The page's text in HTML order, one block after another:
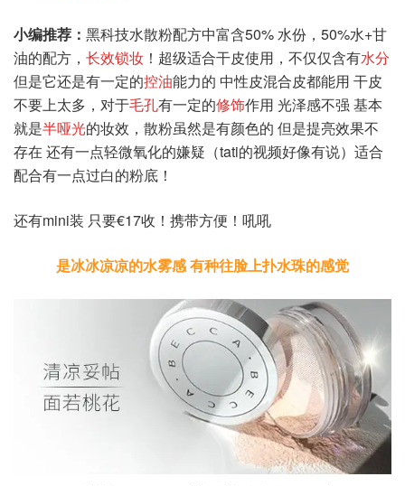
小编推荐： 黑科技水散粉配方中富含50% 水份，50%水+甘
油的配方， 长效锁妆 ！超级适合干皮使用，不仅仅含有水分
但是它还是有一定的控油能力的 中性皮混合皮都能用 干皮
不要上太多，对于毛孔有一定的修饰作用 光泽感不强 基本
就是半哑光的妆效，散粉虽然是有颜色的 但是提亮效果不
存在 还有一点轻微氧化的嫌疑（tati的视频好像有说）适合
配合有一点过白的粉底！
还有mini装 只要€17收！携带方便！吼吼
是冰冰凉凉的水雾感 有种往脸上扑水珠的感觉